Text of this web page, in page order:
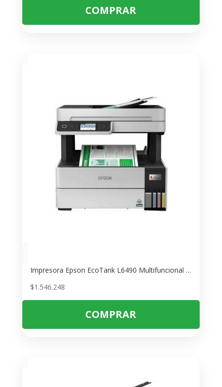
original
actual
es:
COMPRAR
Impresora Epson EcoTank L6490 Multifuncional Inalámbrica – Ideal para Home Office
$1.546.248
COMPRAR